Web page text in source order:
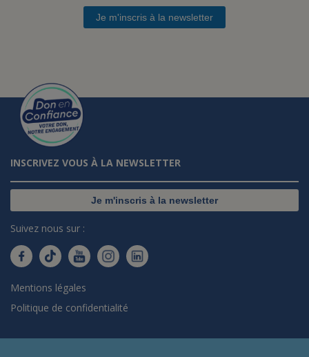
Je m'inscris à la newsletter
INSCRIVEZ VOUS À LA NEWSLETTER
Je m'inscris à la newsletter
Suivez nous sur :
Mentions légales
Politique de confidentialité